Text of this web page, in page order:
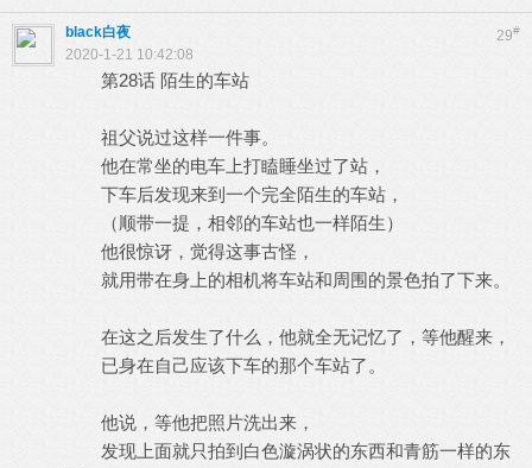
29#
black白夜
2020-1-21 10:42:08
第28话 陌生的车站
祖父说过这样一件事。
他在常坐的电车上打瞌睡坐过了站，
下车后发现来到一个完全陌生的车站，
（顺带一提，相邻的车站也一样陌生）
他很惊讶，觉得这事古怪，
就用带在身上的相机将车站和周围的景色拍了下来。
在这之后发生了什么，他就全无记忆了，等他醒来，
已身在自己应该下车的那个车站了。
他说，等他把照片洗出来，
发现上面就只拍到白色漩涡状的东西和青筋一样的东